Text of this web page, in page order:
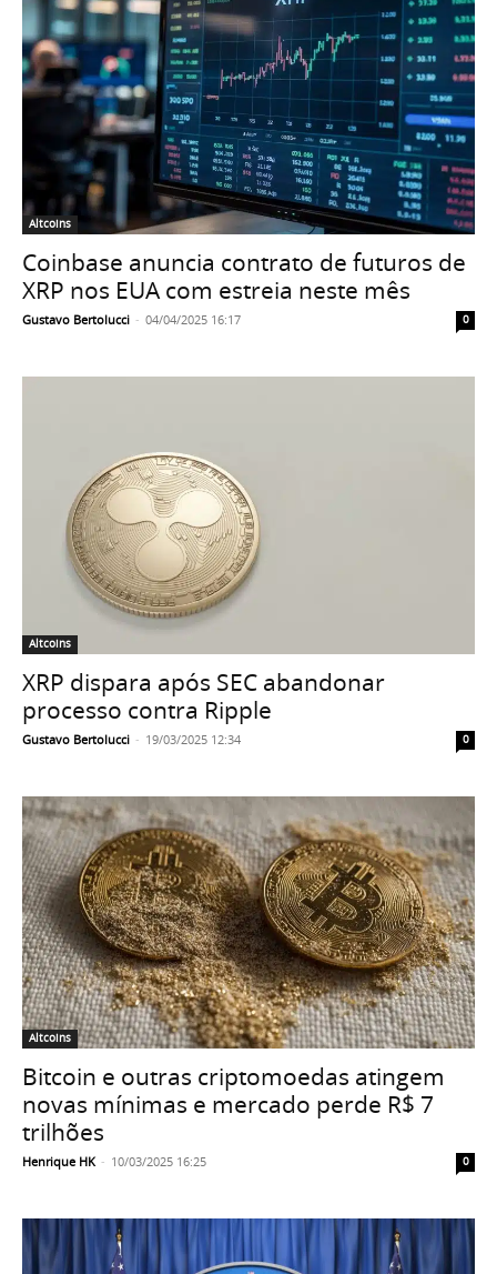
Altcoins
Coinbase anuncia contrato de futuros de
XRP nos EUA com estreia neste mês
Gustavo Bertolucci - 04/04/2025 16:17 0
Altcoins
XRP dispara após SEC abandonar
processo contra Ripple
Gustavo Bertolucci - 19/03/2025 12:34 0
Altcoins
Bitcoin e outras criptomoedas atingem
novas mínimas e mercado perde R$ 7
trilhões
Henrique HK - 10/03/2025 16:25 0